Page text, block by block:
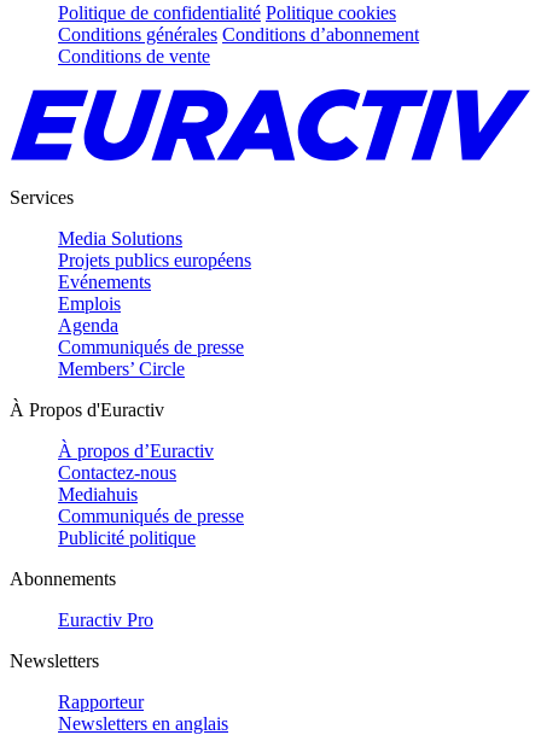
Politique de confidentialité Politique cookies
Conditions générales Conditions d’abonnement
Conditions de vente
Services
Media Solutions
Projets publics européens
Evénements
Emplois
Agenda
Communiqués de presse
Members’ Circle
À Propos d'Euractiv
À propos d’Euractiv
Contactez-nous
Mediahuis
Communiqués de presse
Publicité politique
Abonnements
Euractiv Pro
Newsletters
Rapporteur
Newsletters en anglais